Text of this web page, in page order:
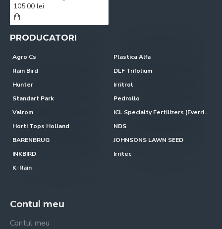
105,00 lei
PRODUCATORI
Agro Cs
Plastica Alfa
Rain Bird
DLF Trifolium
Hunter
Irritrol
Standart Park
Pedrollo
Valrom
ICL Specialty Fertilizers (Everris-Scotts)
Horti Tops Holland
NDS
BARENBRUG
JOHNSONS LAWN SEED
INKBIRD
Irritec
K-Rain
Contul meu
Contul meu